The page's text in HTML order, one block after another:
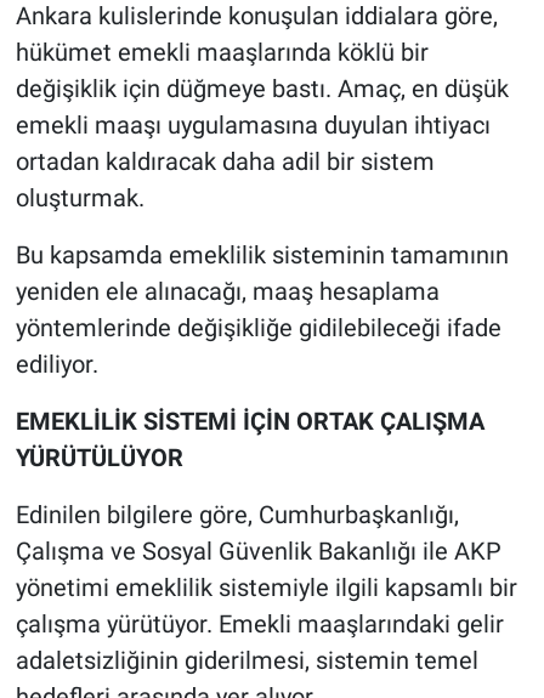
Ankara kulislerinde konuşulan iddialara göre,
hükümet emekli maaşlarında köklü bir
değişiklik için düğmeye bastı. Amaç, en düşük
emekli maaşı uygulamasına duyulan ihtiyacı
ortadan kaldıracak daha adil bir sistem
oluşturmak.
Bu kapsamda emeklilik sisteminin tamamının
yeniden ele alınacağı, maaş hesaplama
yöntemlerinde değişikliğe gidilebileceği ifade
ediliyor.
EMEKLİLİK SİSTEMİ İÇİN ORTAK ÇALIŞMA
YÜRÜTÜLÜYOR
Edinilen bilgilere göre, Cumhurbaşkanlığı,
Çalışma ve Sosyal Güvenlik Bakanlığı ile AKP
yönetimi emeklilik sistemiyle ilgili kapsamlı bir
çalışma yürütüyor. Emekli maaşlarındaki gelir
adaletsizliğinin giderilmesi, sistemin temel